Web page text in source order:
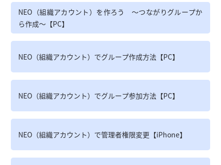
NEO（組織アカウント）を作ろう ～つながりグループか
ら作成～【PC】
NEO（組織アカウント）でグループ作成方法【PC】
NEO（組織アカウント）でグループ参加方法【PC】
NEO（組織アカウント）で管理者権限変更【iPhone】